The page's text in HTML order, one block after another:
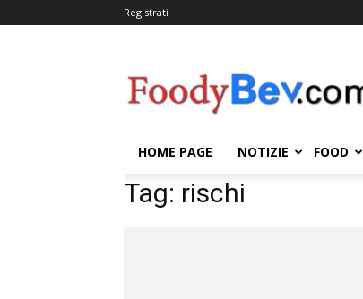
Registrati
HOME PAGE NOTIZIE FOOD
Home
Tag: rischi